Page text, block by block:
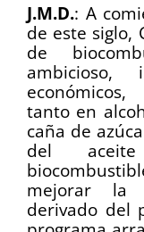
J.M.D.: A
de este siglo,
de
ambicioso,
tanto en
caña de
del
mejorar la
derivado del